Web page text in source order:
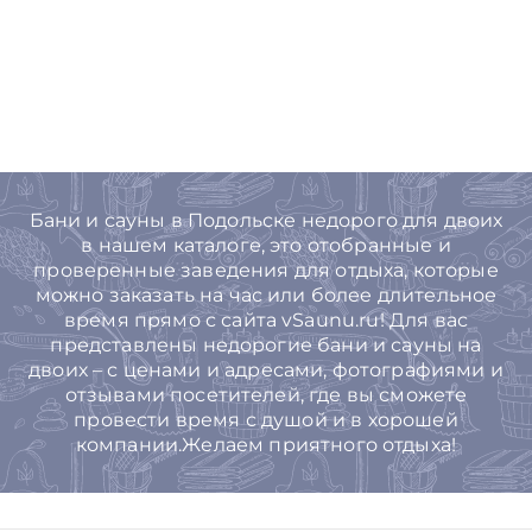
Бани и сауны в Подольске недорого для двоих
в нашем каталоге, это отобранные и
проверенные заведения для отдыха, которые
можно заказать на час или более длительное
время прямо с сайта vSaunu.ru! Для вас
представлены недорогие бани и сауны на
двоих – с ценами и адресами, фотографиями и
отзывами посетителей, где вы сможете
провести время с душой и в хорошей
компании.Желаем приятного отдыха!